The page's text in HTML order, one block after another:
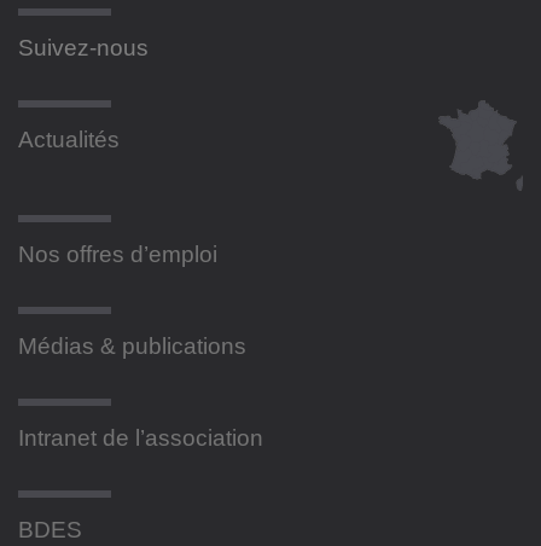
Suivez-nous
Actualités
Nos offres d’emploi
Médias & publications
Intranet de l’association
BDES